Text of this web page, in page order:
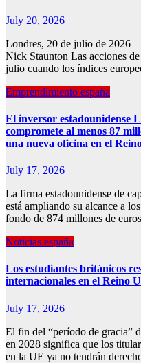
July 20, 2026
Londres, 20 de julio de 2026
Nick Staunton Las acciones
julio cuando los índices
Emprendimiento españa
El inversor estadounidense
compromete al menos 87
una nueva oficina en el
July 17, 2026
La firma estadounidense de
está ampliando su alcance a
fondo de 874 millones de
Noticias españa
Los estudiantes británicos
internacionales en el Reino
July 17, 2026
El fin del “período de gracia”
en 2028 significa que los
en la UE ya no tendrán